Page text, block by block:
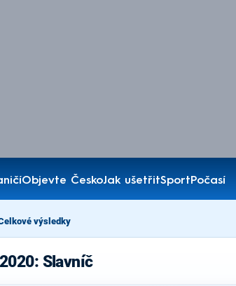
Objevte ČeskoJak ušetřitSportPočasí
výsledky
Slavníč